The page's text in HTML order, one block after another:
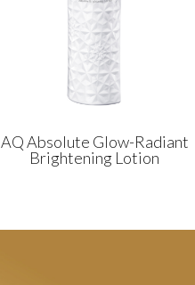
AQ Absolute Glow-Radiant
Brightening Lotion